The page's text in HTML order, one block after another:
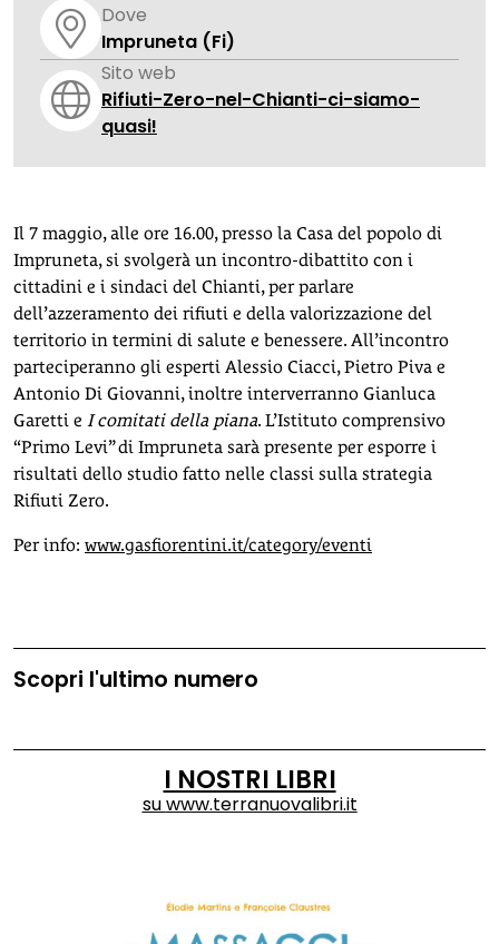
Dove
Impruneta (Fi)
Sito web
Rifiuti-Zero-nel-Chianti-ci-siamo-
quasi!
Il 7 maggio, alle ore 16.00, presso la Casa del popolo di
Impruneta, si svolgerà un incontro-dibattito con i
cittadini e i sindaci del Chianti, per parlare
dell’azzeramento dei rifiuti e della valorizzazione del
territorio in termini di salute e benessere. All’incontro
parteciperanno gli esperti Alessio Ciacci, Pietro Piva e
Antonio Di Giovanni, inoltre interverranno Gianluca
Garetti e I comitati della piana. L’Istituto comprensivo
“Primo Levi” di Impruneta sarà presente per esporre i
risultati dello studio fatto nelle classi sulla strategia
Rifiuti Zero.
Per info: www.gasfiorentini.it/category/eventi
Scopri l'ultimo numero
I NOSTRI LIBRI
suwww.terranuovalibri.it